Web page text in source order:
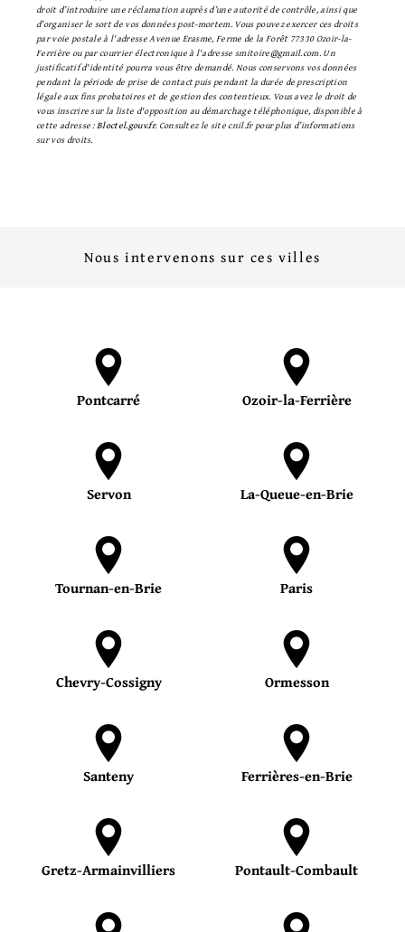
droit d’introduire une réclamation auprès d’une autorité de contrôle, ainsi que
d’organiser le sort de vos données post-mortem. Vous pouvez exercer ces droits
par voie postale à l'adresse Avenue Erasme, Ferme de la Forêt 77330 Ozoir-la-
Ferrière ou par courrier électronique à l'adresse smitoire@gmail.com. Un
justificatif d'identité pourra vous être demandé. Nous conservons vos données
pendant la période de prise de contact puis pendant la durée de prescription
légale aux fins probatoires et de gestion des contentieux. Vous avez le droit de
vous inscrire sur la liste d'opposition au démarchage téléphonique, disponible à
cette adresse :Bloctel.gouv.fr. Consultez le site cnil.fr pour plus d’informations
sur vos droits.
Nous intervenons sur ces villes
Pontcarré Ozoir-la-Ferrière
Servon La-Queue-en-Brie
Tournan-en-Brie Paris
Chevry-Cossigny Ormesson
Santeny Ferrières-en-Brie
Gretz-Armainvilliers Pontault-Combault